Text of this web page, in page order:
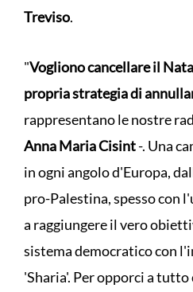
Treviso.
"Vogliono cancellare il
propria strategia di
rappresentano le nostre
Anna Maria Cisint-. Una
in ogni angolo d'Europa,
pro-Palestina, spesso con
a raggiungere il vero
sistema democratico con
'Sharia'. Per opporci a